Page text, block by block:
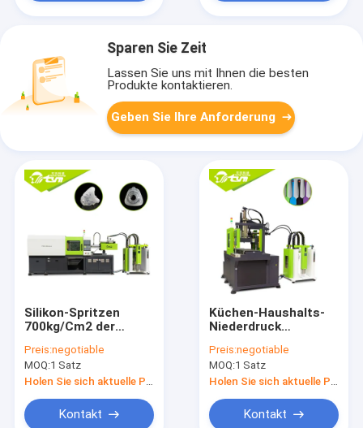
Sparen Sie Zeit
Lassen Sie uns mit Ihnen die besten
Produkte kontaktieren.
Geben Sie Ihre Anforderung
Silikon-Spritzen
700kg/Cm2 der
geringen Lautstärke
flüssiges
Preis:negotiable
MOQ:1 Satz
Kontakt
Küchen-Haushalts-
Niederdruck
Spritzen Lsr
zusammenklappbares
Preis:negotiable
MOQ:1 Satz
Kontakt